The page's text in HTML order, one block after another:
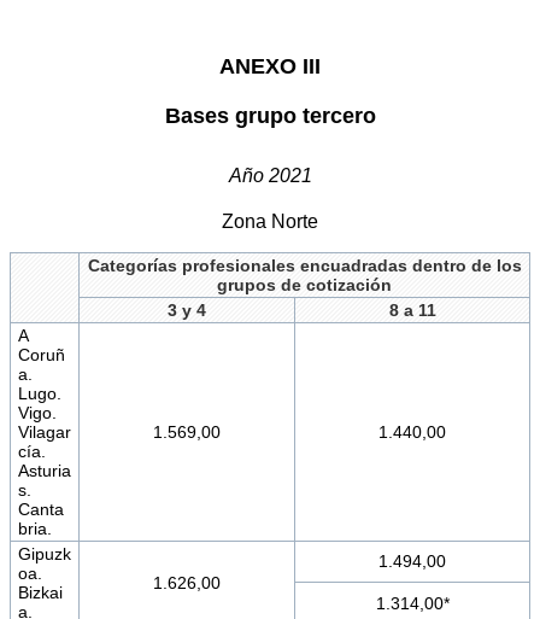
ANEXO III
Bases grupo tercero
Año 2021
Zona Norte
Categorías profesionales encuadradas dentro de los
grupos de cotización
3 y 4
8 a 11
A
Coruñ
a.
Lugo.
Vigo.
Vilagar
cía.
Asturia
s.
Canta
bria.
1.569,00 1.440,00
Gipuzk
oa.
Bizkai
a.
1.626,00
1.494,00
1.314,00*